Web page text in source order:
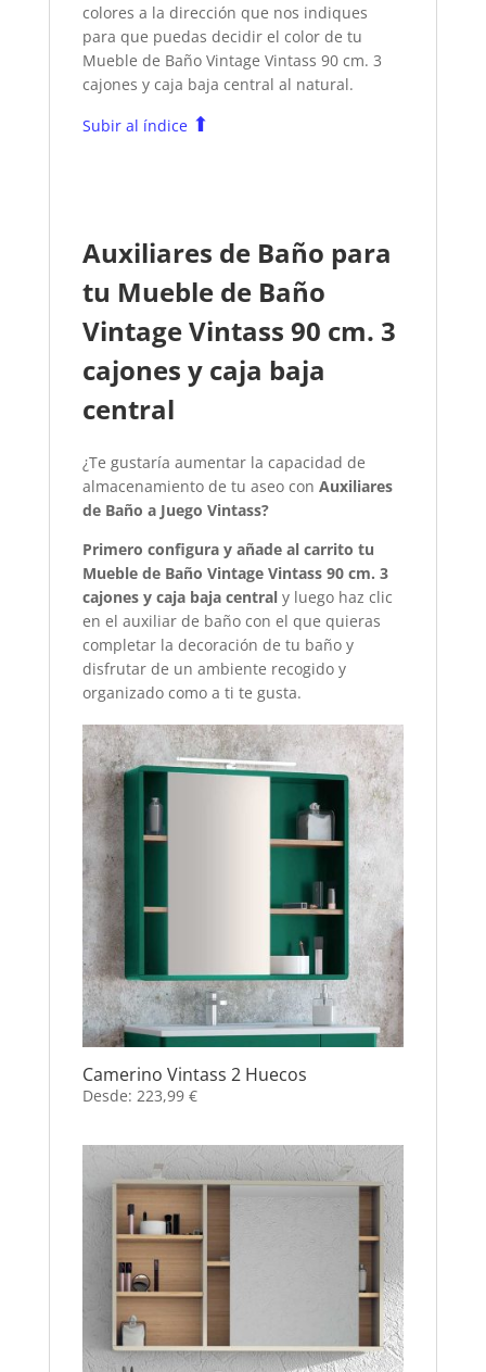
colores a la dirección que nos indiques
para que puedas decidir el color de tu
Mueble de Baño Vintage Vintass 90 cm. 3
cajones y caja baja central al natural.
Subir al índice ⬆
Auxiliares de Baño para
tu Mueble de Baño
Vintage Vintass 90 cm. 3
cajones y caja baja
central
¿Te gustaría aumentar la capacidad de
almacenamiento de tu aseo con Auxiliares
de Baño a Juego Vintass?
Primero configura y añade al carrito tu
Mueble de Baño Vintage Vintass 90 cm. 3
cajones y caja baja centraly luego haz clic
en el auxiliar de baño con el que quieras
completar la decoración de tu baño y
disfrutar de un ambiente recogido y
organizado como a ti te gusta.
Camerino Vintass 2 Huecos
Desde: 223,99 €